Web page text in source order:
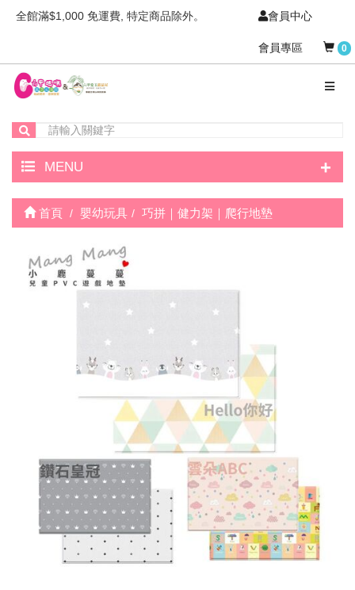
全館滿$1,000 免運費, 特定商品除外。 會員中心
會員專區 0
MENU +
首頁 嬰幼玩具 巧拼｜健力架｜爬行地墊